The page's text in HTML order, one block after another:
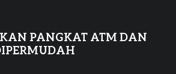
PANGKAT ATM DAN